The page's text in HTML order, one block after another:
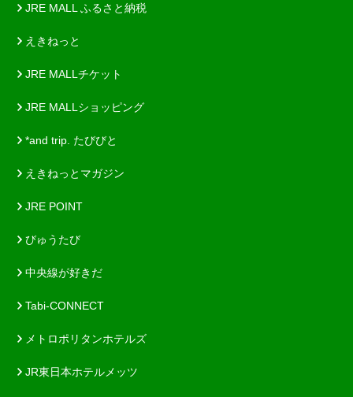
JRE MALL ふるさと納税
えきねっと
JRE MALLチケット
JRE MALLショッピング
*and trip. たびびと
えきねっとマガジン
JRE POINT
びゅうたび
中央線が好きだ
Tabi-CONNECT
メトロポリタンホテルズ
JR東日本ホテルメッツ